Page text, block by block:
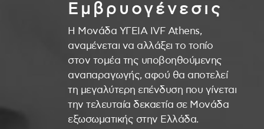
Εμβρυογένεσις
Η Μονάδα ΥΓΕΙΑ IVF Athens,
αναμένεται να αλλάξει το τοπίο
στον τομέα της υποβοηθούμενης
αναπαραγωγής, αφού θα αποτελεί
τη μεγαλύτερη επένδυση που γίνεται
την τελευταία δεκαετία σε Μονάδα
εξωσωματικής στην Ελλάδα.